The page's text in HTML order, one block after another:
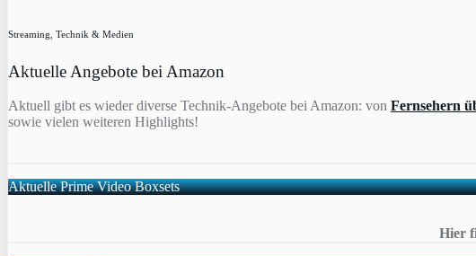
Streaming, Technik & Medien
Aktuelle Angebote bei Amazon
Aktuell gibt es wieder diverse Technik-Angebote bei Amazon: von Fernsehern
sowie vielen weiteren Highlights!
Aktuelle Prime Video Boxsets
Hier